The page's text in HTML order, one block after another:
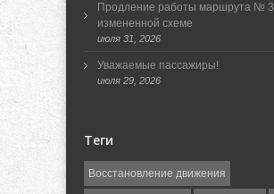
Продление работы маршрута №
измененной схеме
июля 31, 2026
Уважаемые пассажиры!
июля 29, 2026
Теги
Восстановление движения